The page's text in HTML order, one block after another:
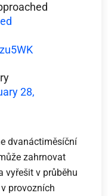
28,
dvanáctiměsíční
zahrnovat
vyřešit v průběhu
provozních